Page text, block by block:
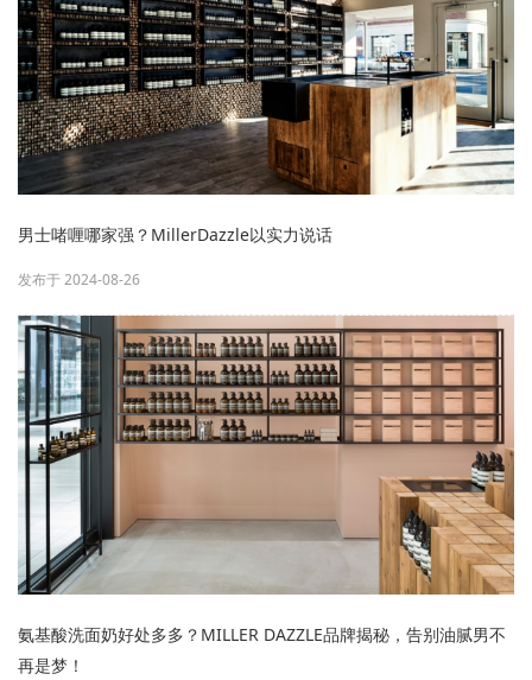
男士啫喱哪家强？MillerDazzle以实力说话
发布于 2024-08-26
氨基酸洗面奶好处多多？MILLER DAZZLE品牌揭秘，告别油腻男不
再是梦！